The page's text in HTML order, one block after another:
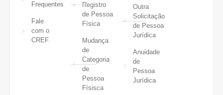
Frequentes
Fale
com o
CREF
Registro
de Pessoa
Física
Mudança
de
Categoria
de
Pessoa
Físisca
Outra
Solicitação
de Pessoa
Jurídica
Anuidade
de
Pessoa
Jurídica